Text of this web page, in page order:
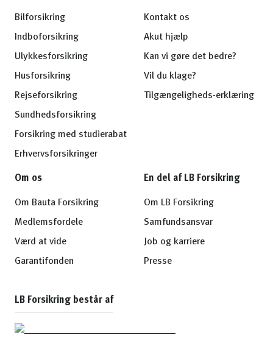
Bilforsikring
Indboforsikring
Ulykkesforsikring
Husforsikring
Rejseforsikring
Sundhedsforsikring
Forsikring med studierabat
Erhvervsforsikringer
Kontakt os
Akut hjælp
Kan vi gøre det bedre?
Vil du klage?
Tilgængeligheds-erklæring
Om os
Om Bauta Forsikring
Medlemsfordele
Værd at vide
Garantifonden
En del af LB Forsikring
Om LB Forsikring
Samfundsansvar
Job og karriere
Presse
LB Forsikring består af